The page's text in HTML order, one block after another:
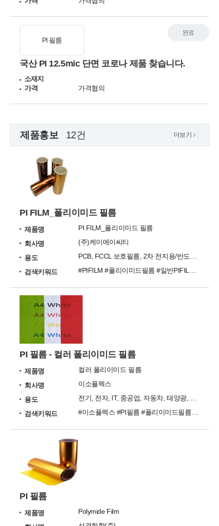
PI 필름
국산 PI 12.5mic 단면 코로나 제품 찾습니다.
소재지
가격
가격협의
완료
제품홍보 12건 더보기
PI FILM_폴리이미드 필름
제품명
PI FILM_폴리이미드 필름
회사명
(주)케이에이씨티
용도
검색키워드
PI 필름 - 컬러 폴리이미드 필름
제품명
컬러 폴리이미드 필름
회사명
이소플렉스
용도
검색키워드
PI 필름
제품명
Polymide Film